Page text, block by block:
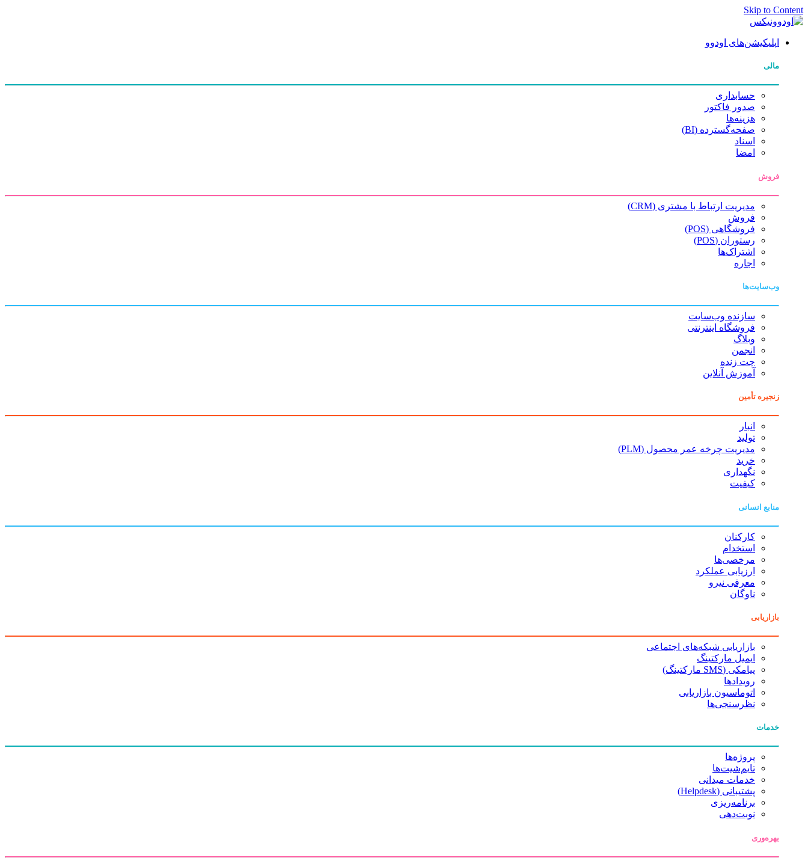
Skip to Content
اپلیکیشن‌های اودوو
مالی
حسابداری
صدور فاکتور
هزینه‌ها
صفحه‌گسترده (BI)
اسناد
امضا
فروش
مدیریت ارتباط با مشتری (CRM)
فروش
فروشگاهی (POS)
رستوران (POS)
اشتراک‌ها
اجاره
وب‌سایت‌ها
سازنده وب‌سایت
فروشگاه اینترنتی
وبلاگ
انجمن
چت زنده
آموزش آنلاین
زنجیره تأمین
انبار
تولید
مدیریت چرخه عمر محصول (PLM)
خرید
نگهداری
کیفیت
منابع انسانی
کارکنان
استخدام
مرخصی‌ها
ارزیابی عملکرد
معرفی نیرو
ناوگان
بازاریابی
بازاریابی شبکه‌های اجتماعی
ایمیل مارکتینگ
پیامکی (SMS مارکتینگ)
رویدادها
اتوماسیون بازاریابی
نظرسنجی‌ها
خدمات
پروژه‌ها
تایم‌شیت‌ها
خدمات میدانی
پشتیبانی (Helpdesk)
برنامه‌ریزی
نوبت‌دهی
بهره‌وری